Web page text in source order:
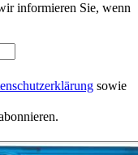
informieren Sie, wenn
sowie